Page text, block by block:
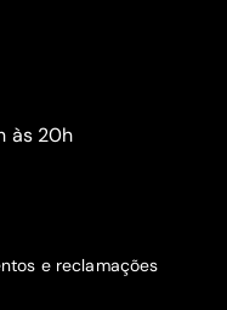
às 20h
e reclamações